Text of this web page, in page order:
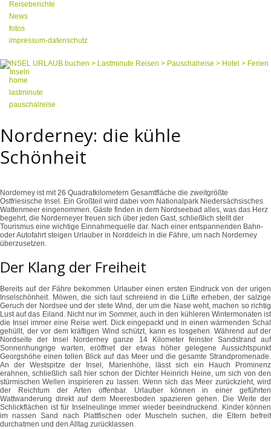
Reiseberichte
News
fotos
impressum-datenschutz
home
lastminute
pauschalreise
Norderney: die kühle
Schönheit
Norderney ist mit 26 Quadratkilometern Gesamtfläche die zweitgrößte
Ostfriesische Insel. Ein Großteil wird dabei vom Nationalpark Niedersächsisches
Wattenmeer eingenommen. Gäste finden in dem Nordseebad alles, was das Herz
begehrt, die Norderneyer freuen sich über jeden Gast, schließlich stellt der
Tourismus eine wichtige Einnahmequelle dar. Nach einer entspannenden Bahn-
oder Autofahrt steigen Urlauber in Norddeich in die Fähre, um nach Norderney
überzusetzen.
Der Klang der Freiheit
Bereits auf der Fähre bekommen Urlauber einen ersten Eindruck von der urigen
Inselschönheit. Möwen, die sich laut schreiend in die Lüfte erheben, der salzige
Geruch der Nordsee und der stete Wind, der um die Nase weht, machen so richtig
Lust auf das Eiland. Nicht nur im Sommer, auch in den kühleren Wintermonaten ist
die Insel immer eine Reise wert. Dick eingepackt und in einen wärmenden Schal
gehüllt, der vor dem kräftigen Wind schützt, kann es losgehen. Während auf der
Nordseite der Insel Norderney ganze 14 Kilometer feinster Sandstrand auf
Sonnenhungrige warten, eröffnet der etwas höher gelegene Aussichtspunkt
Georgshöhe einen tollen Blick auf das Meer und die gesamte Strandpromenade.
An der Westspitze der Insel, Marienhöhe, lässt sich ein Hauch Prominenz
erahnen, schließlich saß hier schon der Dichter Heinrich Heine, um sich von den
stürmischen Wellen inspirieren zu lassen. Wenn sich das Meer zurückzieht, wird
der Reichtum der Arten offenbar. Urlauber können in einer geführten
Wattwanderung direkt auf dem Meeresboden spazieren gehen. Die Weite der
Schlickflächen ist für Inselneulinge immer wieder beeindruckend. Kinder können
im nassen Sand nach Plattfischen oder Muscheln suchen, die Eltern befreit
durchatmen und den Alltag zurücklassen.